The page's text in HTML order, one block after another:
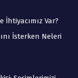
İhtiyacımız Var?
İsterken Neleri